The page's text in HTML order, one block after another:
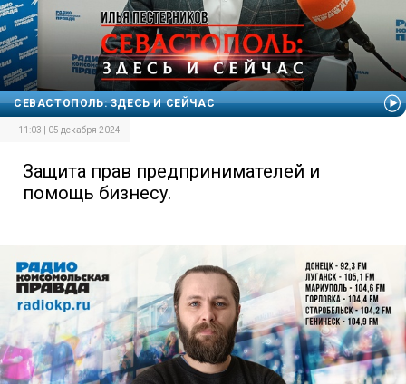
СЕВАСТОПОЛЬ: ЗДЕСЬ И СЕЙЧАС
11:03 | 05 декабря 2024
Защита прав предпринимателей и
помощь бизнесу.